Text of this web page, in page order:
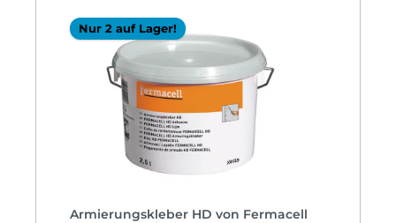
Nur 2 auf Lager!
Armierungskleber HD von Fermacell